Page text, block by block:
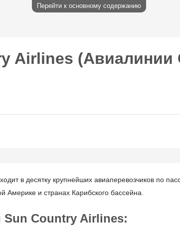
Перейти к основному содержанию
Airlines (Авиалинии
в десятку крупнейших авиаперевозчиков по
и странах Карибского бассейна.
Country Airlines: